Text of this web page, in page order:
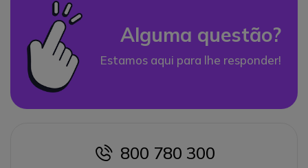
Alguma questão?
Estamos aqui para lhe responder!
icon
800 780 300